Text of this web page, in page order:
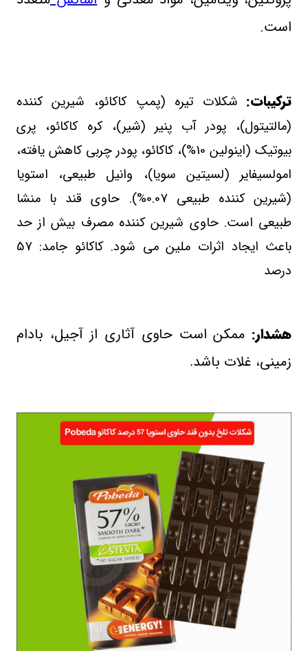
است.
ترکیبات: شکلات تیره (پمپ کاکائو، شیرین کننده
(مالتیتول)، پودر آب پنیر (شیر)، کره کاکائو، پری
بیوتیک (اینولین 10%)، کاکائو، پودر چربی کاهش یافته،
امولسیفایر (لسیتین سویا)، وانیل طبیعی، استویا
(شیرین کننده طبیعی 0.07%). حاوی قند با منشا
طبیعی است. حاوی شیرین کننده مصرف بیش از حد
باعث ایجاد اثرات ملین می شود. کاکائو جامد: 57
درصد
هشدار: ممکن است حاوی آثاری از آجیل، بادام
زمینی، غلات باشد​.